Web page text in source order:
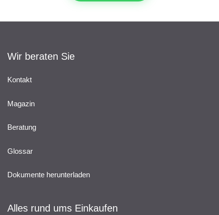
Wir beraten Sie
Kontakt
Magazin
Beratung
Glossar
Dokumente herunterladen
Alles rund ums Einkaufen